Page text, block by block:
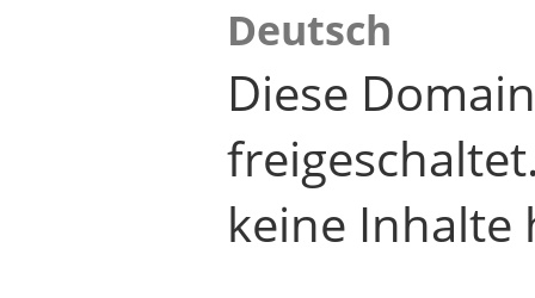
Deutsch
Diese
keine Inhalte